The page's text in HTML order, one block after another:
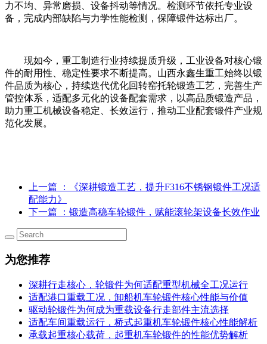
力不均、异常磨损、设备抖动等情况。检测环节依托专业设
备，完成内部缺陷与力学性能检测，保障锻件达标出厂。
现如今，重工制造行业持续提质升级，工业设备对核心锻
件的耐用性、稳定性要求不断提高。山西永鑫生重工始终以锻
件品质为核心，持续迭代优化回转窑托轮锻造工艺，完善生产
管控体系，适配多元化的设备配套需求，以高品质锻造产品，
助力重工机械设备稳定、长效运行，推动工业配套锻件产业规
范化发展。
上一篇
：《深耕锻造工艺，提升F316不锈钢锻件工况适
配能力》
下一篇
：锻造高稳车轮锻件，赋能滚轮架设备长效作业
为您推荐
深耕行走核心，轮锻件为何适配重型机械全工况运行
适配港口重载工况，卸船机车轮锻件核心性能与价值
驱动轮锻件为何成为重载设备行走部件主流选择
适配车间重载运行，桥式起重机车轮锻件核心性能解析
承载起重核心载荷，起重机车轮锻件的性能优势解析